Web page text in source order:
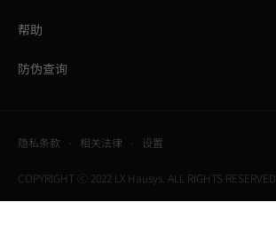
帮助
防伪查询
隐私条款 相关法律 设置
COPYRIGHT ⓒ 2022 LX Hausys. ALL RIGHTS RESERVED.